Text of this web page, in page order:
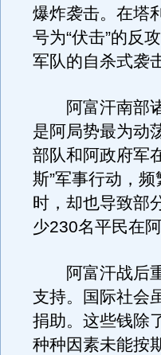
爆炸袭击。在塔
号为“伏击”的反
军队的自杀式袭
阿富汗南部诸
是阿局势最为动
部队和阿政府军
斯”军事行动，
时，却也导致部
少230名平民在
阿富汗战后重
支持。国际社会
捐助。这些钱除
种种因素未能按